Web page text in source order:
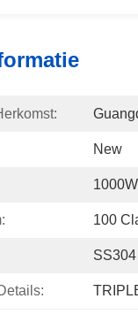
New
1000W
100
SS304